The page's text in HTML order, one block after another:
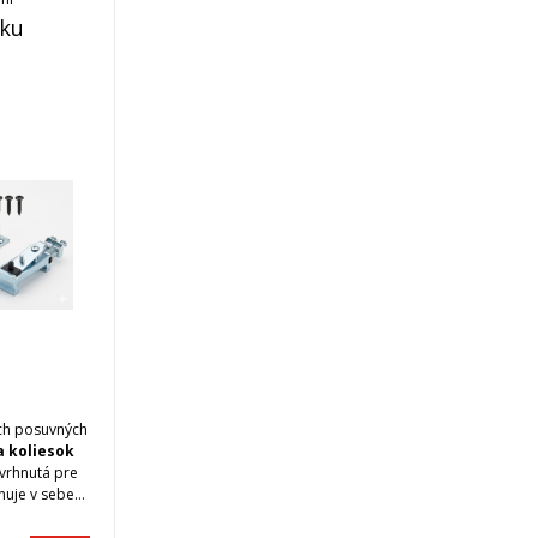
posuvných
koliesok
pre
v sebe